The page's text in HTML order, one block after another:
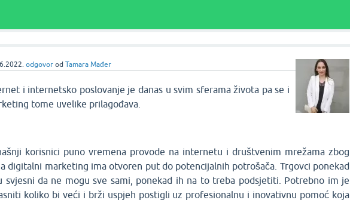
odgovor odTamara Mađer
i internetsko poslovanje je danas u svim sferama života pa se i
tome uvelike prilagođava.
korisnici puno vremena provode na internetu i društvenim mrežama zbog
digitalni marketing ima otvoren put do potencijalnih potrošača. Trgovci ponekad
svjesni da ne mogu sve sami, ponekad ih na to treba podsjetiti. Potrebno im je
koliko bi veći i brži uspjeh postigli uz profesionalnu i inovativnu pomoć koja